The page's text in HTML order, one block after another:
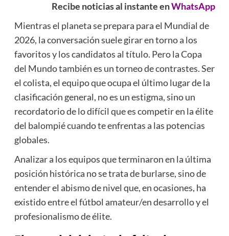
Recibe noticias al instante enWhatsApp
Mientras el planeta se prepara para el Mundial de
2026, la conversación suele girar en torno a los
favoritos y los candidatos al título. Pero la Copa
del Mundo también es un torneo de contrastes. Ser
el colista, el equipo que ocupa el último lugar de la
clasificación general, no es un estigma, sino un
recordatorio de lo difícil que es competir en la élite
del balompié cuando te enfrentas a las potencias
globales.
Analizar a los equipos que terminaron en la última
posición histórica no se trata de burlarse, sino de
entender el abismo de nivel que, en ocasiones, ha
existido entre el fútbol amateur/en desarrollo y el
profesionalismo de élite.